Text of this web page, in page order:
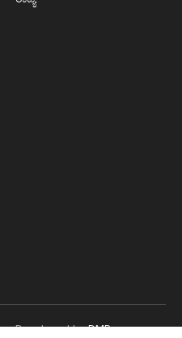
Developed byDMP